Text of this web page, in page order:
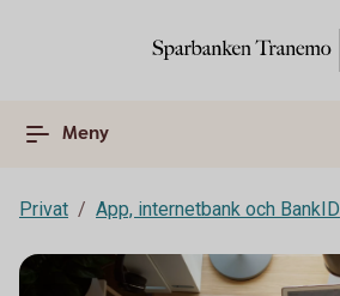
Meny
Privat App, internetbank och BankID